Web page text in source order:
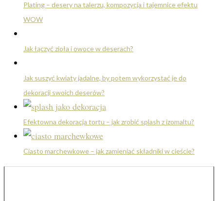
Plating – desery na talerzu, kompozycja i tajemnice efektu
WOW
Jak łączyć zioła i owoce w deserach?
Jak suszyć kwiaty jadalne, by potem wykorzystać je do
dekoracji swoich deserów?
Efektowna dekoracja tortu – jak zrobić splash z izomaltu?
Ciasto marchewkowe – jak zamieniać składniki w cieście?